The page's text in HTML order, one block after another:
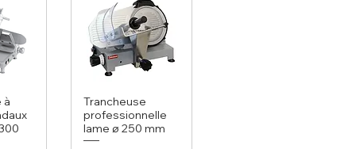
à
Trancheuse
professionnelle
lame ø 250 mm